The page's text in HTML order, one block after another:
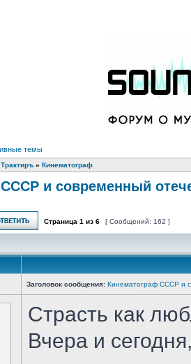
темы
Трактиръ » Кинематограф
и современный
Страница 1 из 6 [ Сообщений: 162 ]
Заголовок сообщения: Кинематограф СССР и
Страсть как
Вчера и